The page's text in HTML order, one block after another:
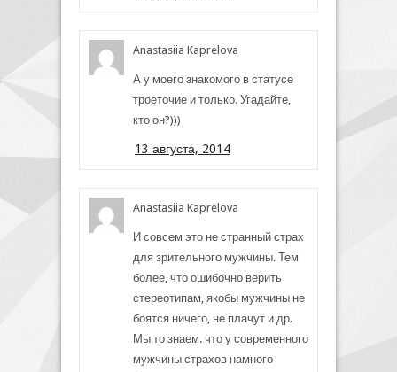
Anastasiia Kaprelova
А у моего знакомого в статусе
троеточие и только. Угадайте,
кто он?)))
13 августа, 2014
Anastasiia Kaprelova
И совсем это не странный страх
для зрительного мужчины. Тем
более, что ошибочно верить
стереотипам, якобы мужчины не
боятся ничего, не плачут и др.
Мы то знаем. что у современного
мужчины страхов намного